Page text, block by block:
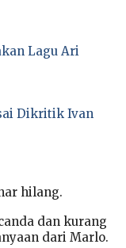
Lagu Ari
Dikritik Ivan
hilang.
dan kurang
dari Marlo.